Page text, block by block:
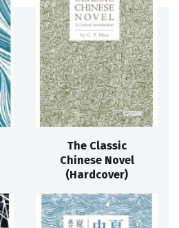
The Classic
Chinese Novel
(Hardcover)